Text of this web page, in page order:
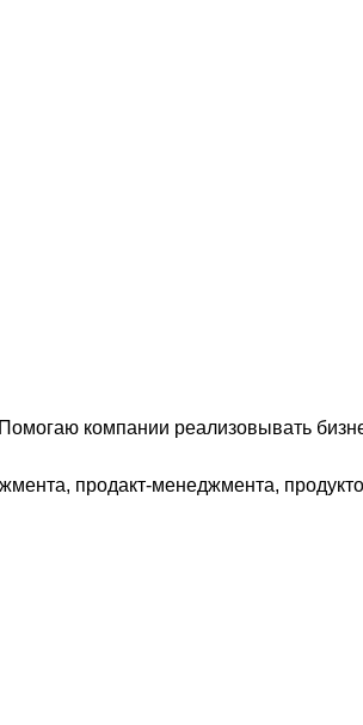
Помогаю компании реализовывать
продакт-менеджмента,